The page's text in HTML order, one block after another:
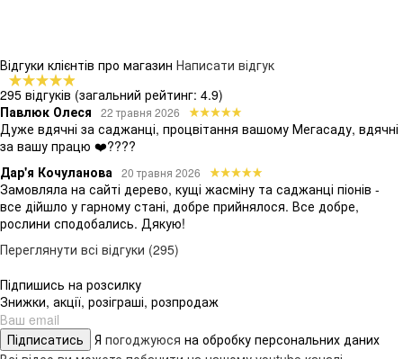
Відгуки клієнтів про магазин Написати відгук
295 відгуків (загальний рейтинг: 4.9)
Павлюк Олеся
22 травня 2026
Дуже вдячні за саджанці, процвітання вашому Мегасаду, вдячні
за вашу працю ❤️????
Дар'я Кочуланова 20 травня 2026
Замовляла на сайті дерево, кущі жасміну та саджанці піонів -
все дійшло у гарному стані, добре прийнялося. Все добре,
рослини сподобались. Дякую!
Переглянути всі відгуки (295)
Підпишись на розсилку
Знижки, акції, розіграші, розпродаж
Підписатись Я погоджуюся на обробку персональних даних